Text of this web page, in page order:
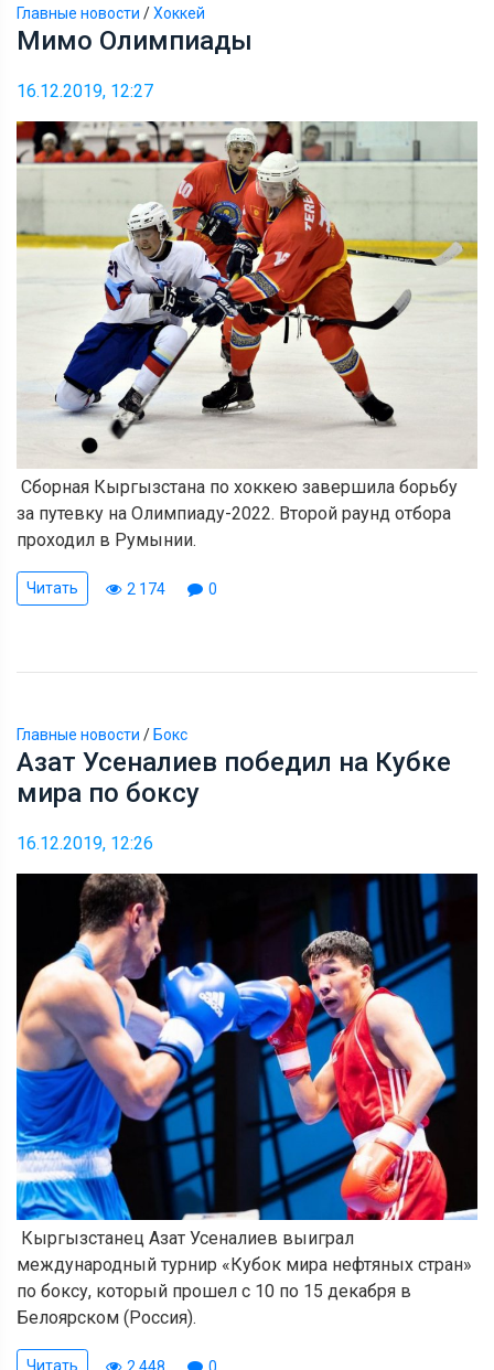
Главные новости /Хоккей
Мимо Олимпиады
16.12.2019, 12:27
Сборная Кыргызстана по хоккею завершила борьбу
за путевку на Олимпиаду-2022. Второй раунд отбора
проходил в Румынии.
Читать 2 174 0
Главные новости / Бокс
Азат Усеналиев победил на Кубке
мира по боксу
16.12.2019, 12:26
Кыргызстанец Азат Усеналиев выиграл
международный турнир «Кубок мира нефтяных стран»
по боксу, который прошел с 10 по 15 декабря в
Белоярском (Россия).
Читать 2 448 0